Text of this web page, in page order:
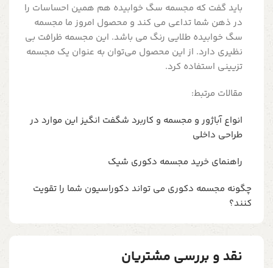
باید گفت که مجسمه سگ خوابیده هم همین احساسات را
در ذهن شما تداعی می کند و محصول امروز ما مجسمه
سگ خوابیده طلایی رنگ می باشد. این مجسمه ظرافت بی
نظیری دارد. از این محصول می‌توان به عنوان یک مجسمه
تزیینی استفاده کرد.
مقالات مرتبط:
انواع آباژور و مجسمه و کاربرد شگفت انگیز این موارد در
طراحی داخلی
راهنمای خرید مجسمه دکوری شیک
چگونه مجسمه دکوری می تواند دکوراسیون شما را تقویت
کنند؟
نقد و بررسی مشتریان